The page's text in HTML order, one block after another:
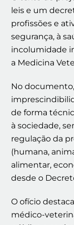
leis e um
profissões e
segurança, à
incolumidade
a Medicina
No
de forma
à sociedade,
regulação da
(humana,
alimentar,
desde o
O ofício
médico-